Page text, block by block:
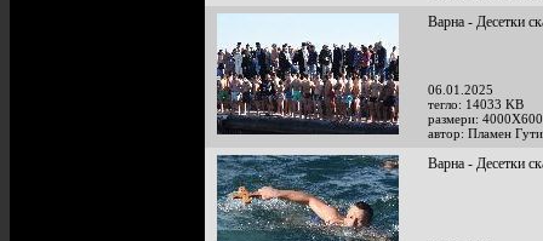
Варна - Десетки
06.01.2025
тегло: 14033 KB
размери:
автор: Пламен
Варна - Десетки